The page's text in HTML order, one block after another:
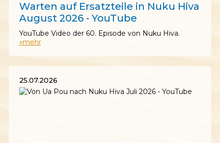
Warten auf Ersatzteile in Nuku Hiva
August 2026 - YouTube
YouTube Video der 60. Episode von Nuku Hiva.
»mehr
25.07.2026